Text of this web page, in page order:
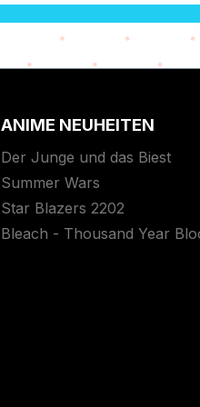
ANIME NEUHEITEN
Der Junge und das Biest
Summer Wars
Star Blazers 2202
Bleach - Thousand Year